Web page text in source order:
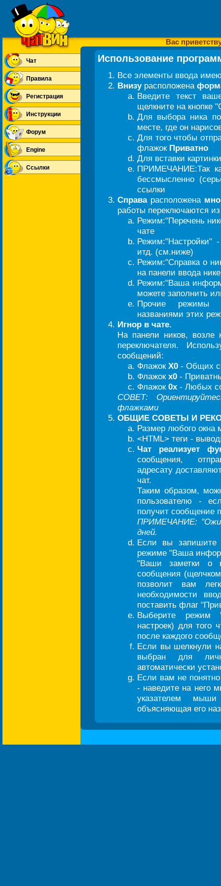
Вас
Чат
Правила
Регистрация
Инструкции
Форум
Engine
Ссылки
Использование
Все элементы ввода
Внизурасположена
Введите текст
щелкните на кнопке
Для выбора ника
месте, где он
Для того чтобы
флажок Приватно
Для вставки
ПРИМЕЧАНИЕ:Так
бессмысленно
ссылки
Справарасположена
работы переключаются
Режим:"Перечень
чате
Режим:"Настройки"
итд. (см.ниже)
Режим:"Справка о
на панели ввода нике
Режим:"Ваша
можете заполнить
Прочие режимы
названиями этих
Игнор в чате.
На панели ников, возле
переключателя.
сообщений:
Флажок Х0 - Общих
Флажок x0 -
Флажок 0x - Любых
СОВЕТ:
флажками
ОБЩИЕ СОВЕТЫ И
Размер любого окна
<HTML> теги -
Чат реализует
сообщения,
адресату
чат.
Таким образом,
пользователю -
получит сообщение
ПРИМЕЧАНИЕ:
дней.
Если вы запишите
режиме "Ваша
"Ваши заметки о
сообщения
позволит вам
необходимости
поставить флаг
Выберите режим
настроек) для того
после каждого
Если вы шелкнули
выбран для
автоматически
Если вам не
- наведите на него
указателем
объясняющая его